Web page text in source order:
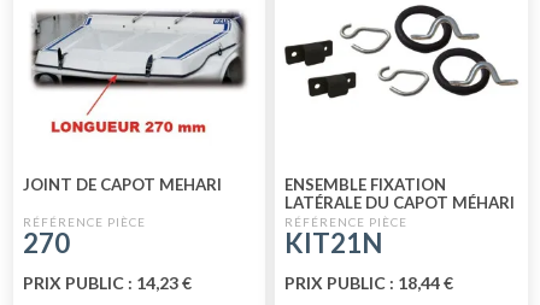
JOINT DE CAPOT MEHARI
270
PRIX PUBLIC : 14,23 €
ENSEMBLE FIXATION
LATÉRALE DU CAPOT MÉHARI
NOIR
KIT21N
PRIX PUBLIC : 18,44 €